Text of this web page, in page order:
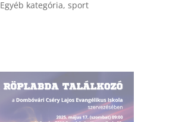
Egyéb kategória, sport